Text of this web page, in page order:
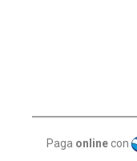
Paga online con